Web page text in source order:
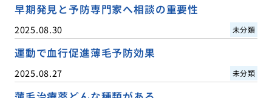
早期発見と予防専門家へ相談の重要性
2025.08.30 未分類
運動で血行促進薄毛予防効果
2025.08.27 未分類